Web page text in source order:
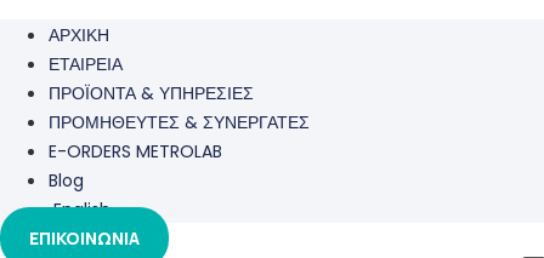
ΑΡΧΙΚΗ
ΕΤΑΙΡΕΙΑ
ΠΡΟΪΟΝΤΑ & ΥΠΗΡΕΣΙΕΣ
ΠΡΟΜΗΘΕΥΤΕΣ & ΣΥΝΕΡΓΑΤΕΣ
E-ORDERS METROLAB
Blog
English
ΕΠΙΚΟΙΝΩΝΙΑ